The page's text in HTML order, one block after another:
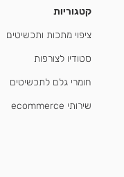
קטגוריות
ציפוי מתכות ותכשיטים
סטודיו לצורפות
חומרי גלם לתכשיטים
שירותי ecommerce